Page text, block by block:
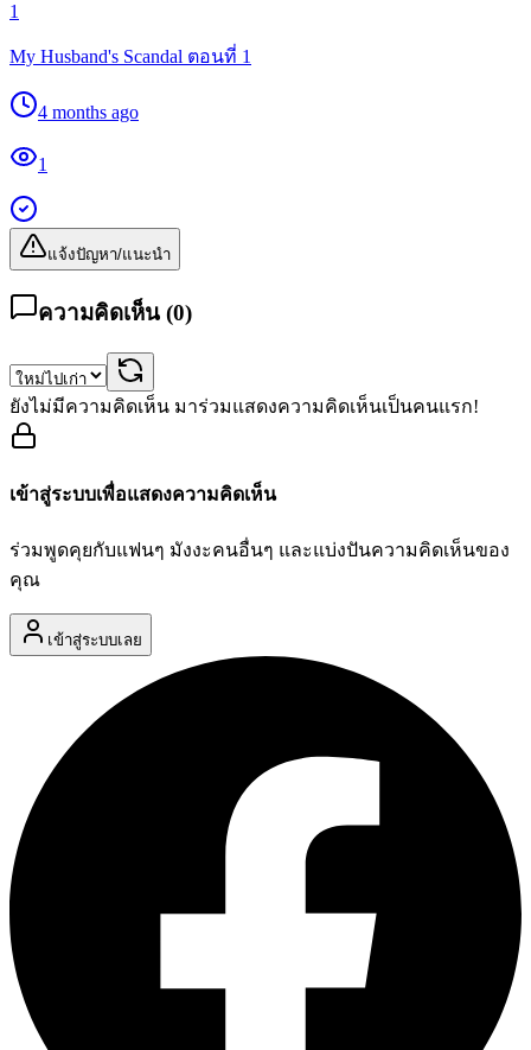
1
My Husband's Scandal ตอนที่ 1
4 months ago
1
แจ้งปัญหา/แนะนำ
ความคิดเห็น (0)
ยังไม่มีความคิดเห็น มาร่วมแสดงความคิดเห็นเป็นคนแรก!
เข้าสู่ระบบเพื่อแสดงความคิดเห็น
ร่วมพูดคุยกับแฟนๆ มังงะคนอื่นๆ และแบ่งปันความคิดเห็นของ
คุณ
เข้าสู่ระบบเลย